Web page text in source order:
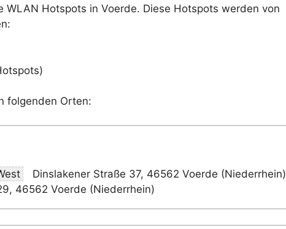
WLAN Hotspots in Voerde. Diese Hotspots werden von
folgenden Orten:
Dinslakener Straße 37, 46562 Voerde (Niederrhein)
46562 Voerde (Niederrhein)